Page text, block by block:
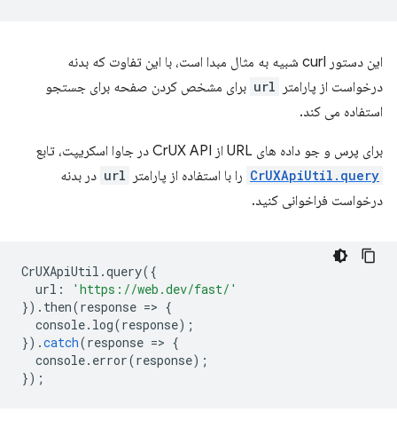
این دستور curl شبیه به مثال مبدا است، با این تفاوت که بدنه
درخواست از پارامتر
url برای مشخص کردن صفحه برای جستجو
استفاده می کند.
برای پرس و جو داده های URL از CrUX API در جاوا اسکریپت، تابع
CrUXApiUtil.query را با استفاده از پارامتر url در بدنه
درخواست فراخوانی کنید.
CrUXApiUtil .query({
url :
'https://web.dev/fast/'
}). then(response => {
console. log(response);
}).catch(response => {
console. error(response);
});